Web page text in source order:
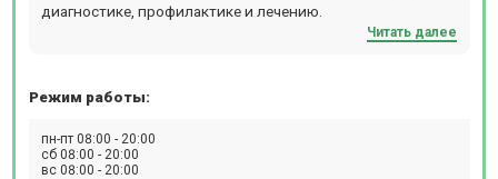
диагностике, профилактике и лечению.
Читать далее
Режим работы:
пн-пт 08:00 - 20:00
сб 08:00 - 20:00
вс 08:00 - 20:00